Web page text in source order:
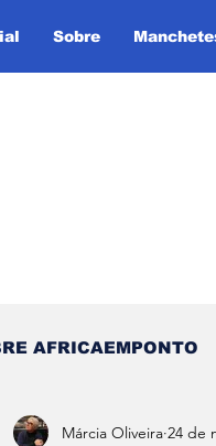
Sobre
AFRICAEMPONTO
do Tempo - (Blog)
Márcia Oliveira 24 de